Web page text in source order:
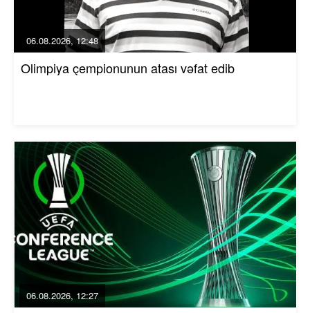
06.08.2026, 12:48
Olimpiya çempionunun atası vəfat edib
06.08.2026, 12:27